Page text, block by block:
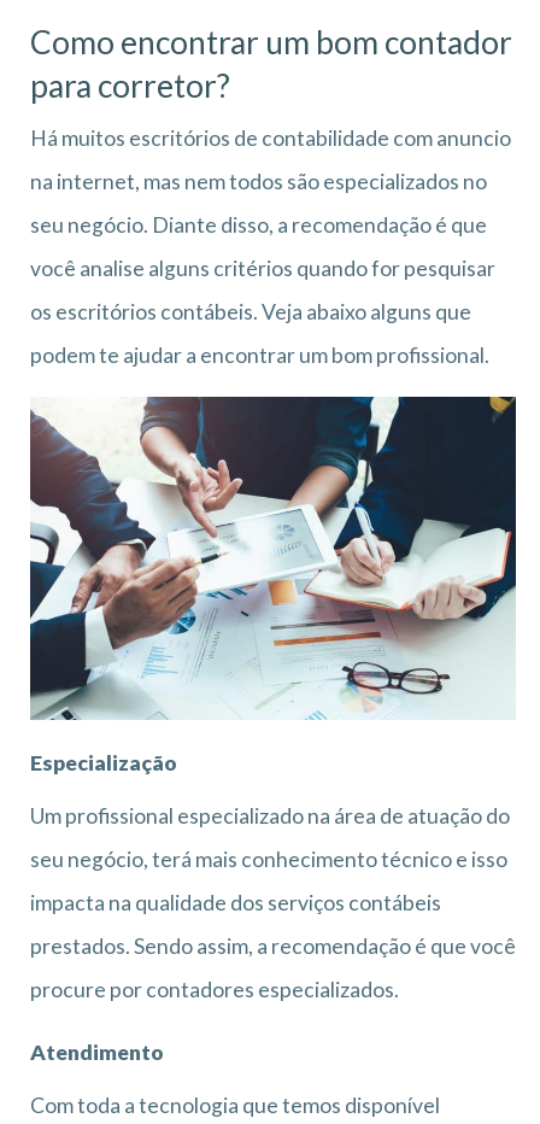
Como encontrar um bom contador
para corretor?
Há muitos escritórios de contabilidade com anuncio
na internet, mas nem todos são especializados no
seu negócio. Diante disso, a recomendação é que
você analise alguns critérios quando for pesquisar
os escritórios contábeis. Veja abaixo alguns que
podem te ajudar a encontrar um bom profissional.
Especialização
Um profissional especializado na área de atuação do
seu negócio, terá mais conhecimento técnico e isso
impacta na qualidade dos serviços contábeis
prestados. Sendo assim, a recomendação é que você
procure por contadores especializados.
Atendimento
Com toda a tecnologia que temos disponível